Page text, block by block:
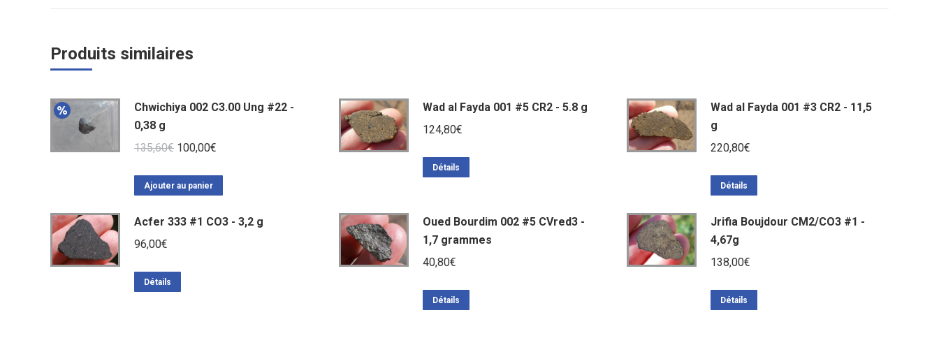
Produits similaires
Chwichiya 002 C3.00 Ung #22 -
0,38 g
135,60€ Le
initial
135,60€.
100,00€
100,00€.
Ajouter au panier
Wad al Fayda 001 #5 CR2 - 5.8 g
124,80€
Détails
Wad al Fayda 001 #3 CR2 - 11,5
g
220,80€
Détails
Acfer 333 #1 CO3 - 3,2 g
96,00€
Détails
Oued Bourdim 002 #5 CVred3 -
1,7 grammes
40,80€
Détails
Jrifia Boujdour CM2/CO3 #1 -
4,67g
138,00€
Détails